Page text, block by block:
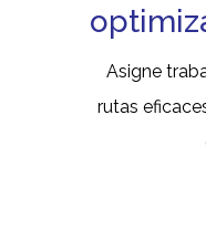
Asigne
rutas